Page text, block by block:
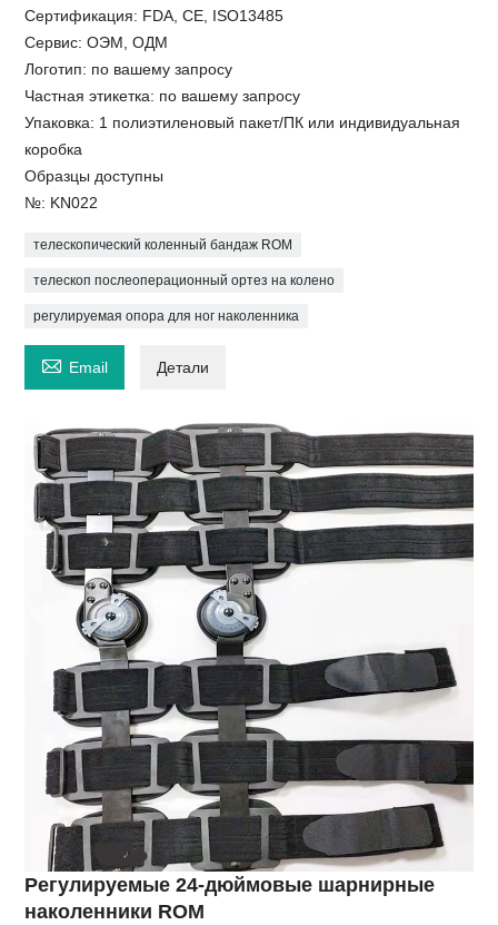
Сертификация: FDA, CE, ISO13485
Сервис: ОЭМ, ОДМ
Логотип: по вашему запросу
Частная этикетка: по вашему запросу
Упаковка: 1 полиэтиленовый пакет/ПК или индивидуальная
коробка
Образцы доступны
№: KN022
телескопический коленный бандаж ROM
телескоп послеоперационный ортез на колено
регулируемая опора для ног наколенника
 Email Детали
Регулируемые 24-дюймовые шарнирные
наколенники ROM